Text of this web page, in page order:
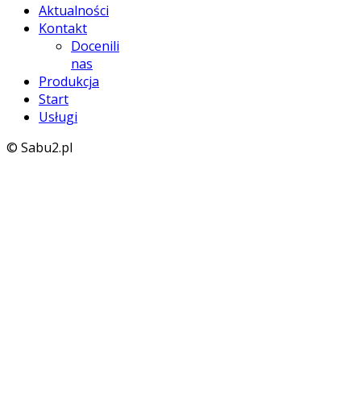
Aktualności
Kontakt
Docenili
nas
Produkcja
Start
Usługi
© Sabu2.pl